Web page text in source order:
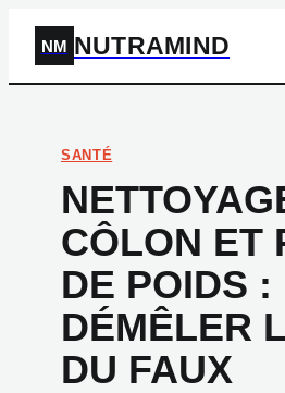
NM NUTRAMIND
SANTÉ
CÔLON ET
DE POIDS :
DÉMÊLER
DU FAUX